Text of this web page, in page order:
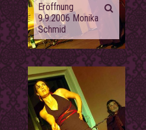
Eröffnung
9.9.2006 Monika
Schmid